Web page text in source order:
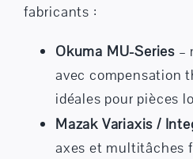
fabricants :
Okuma MU-Series–
avec compensation
idéales pour pièces
Mazak Variaxis /
axes et multitâches